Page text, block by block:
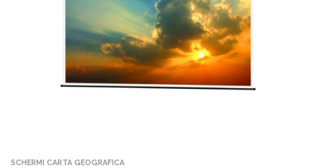
SCHERMI CARTA GEOGRAFICA